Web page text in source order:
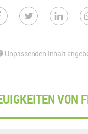
Unpassenden Inhalt
VON